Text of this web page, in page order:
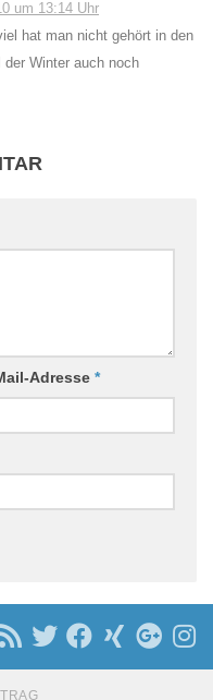
um 13:14 Uhr
hat man nicht gehört in den
Winter auch noch
Adresse *